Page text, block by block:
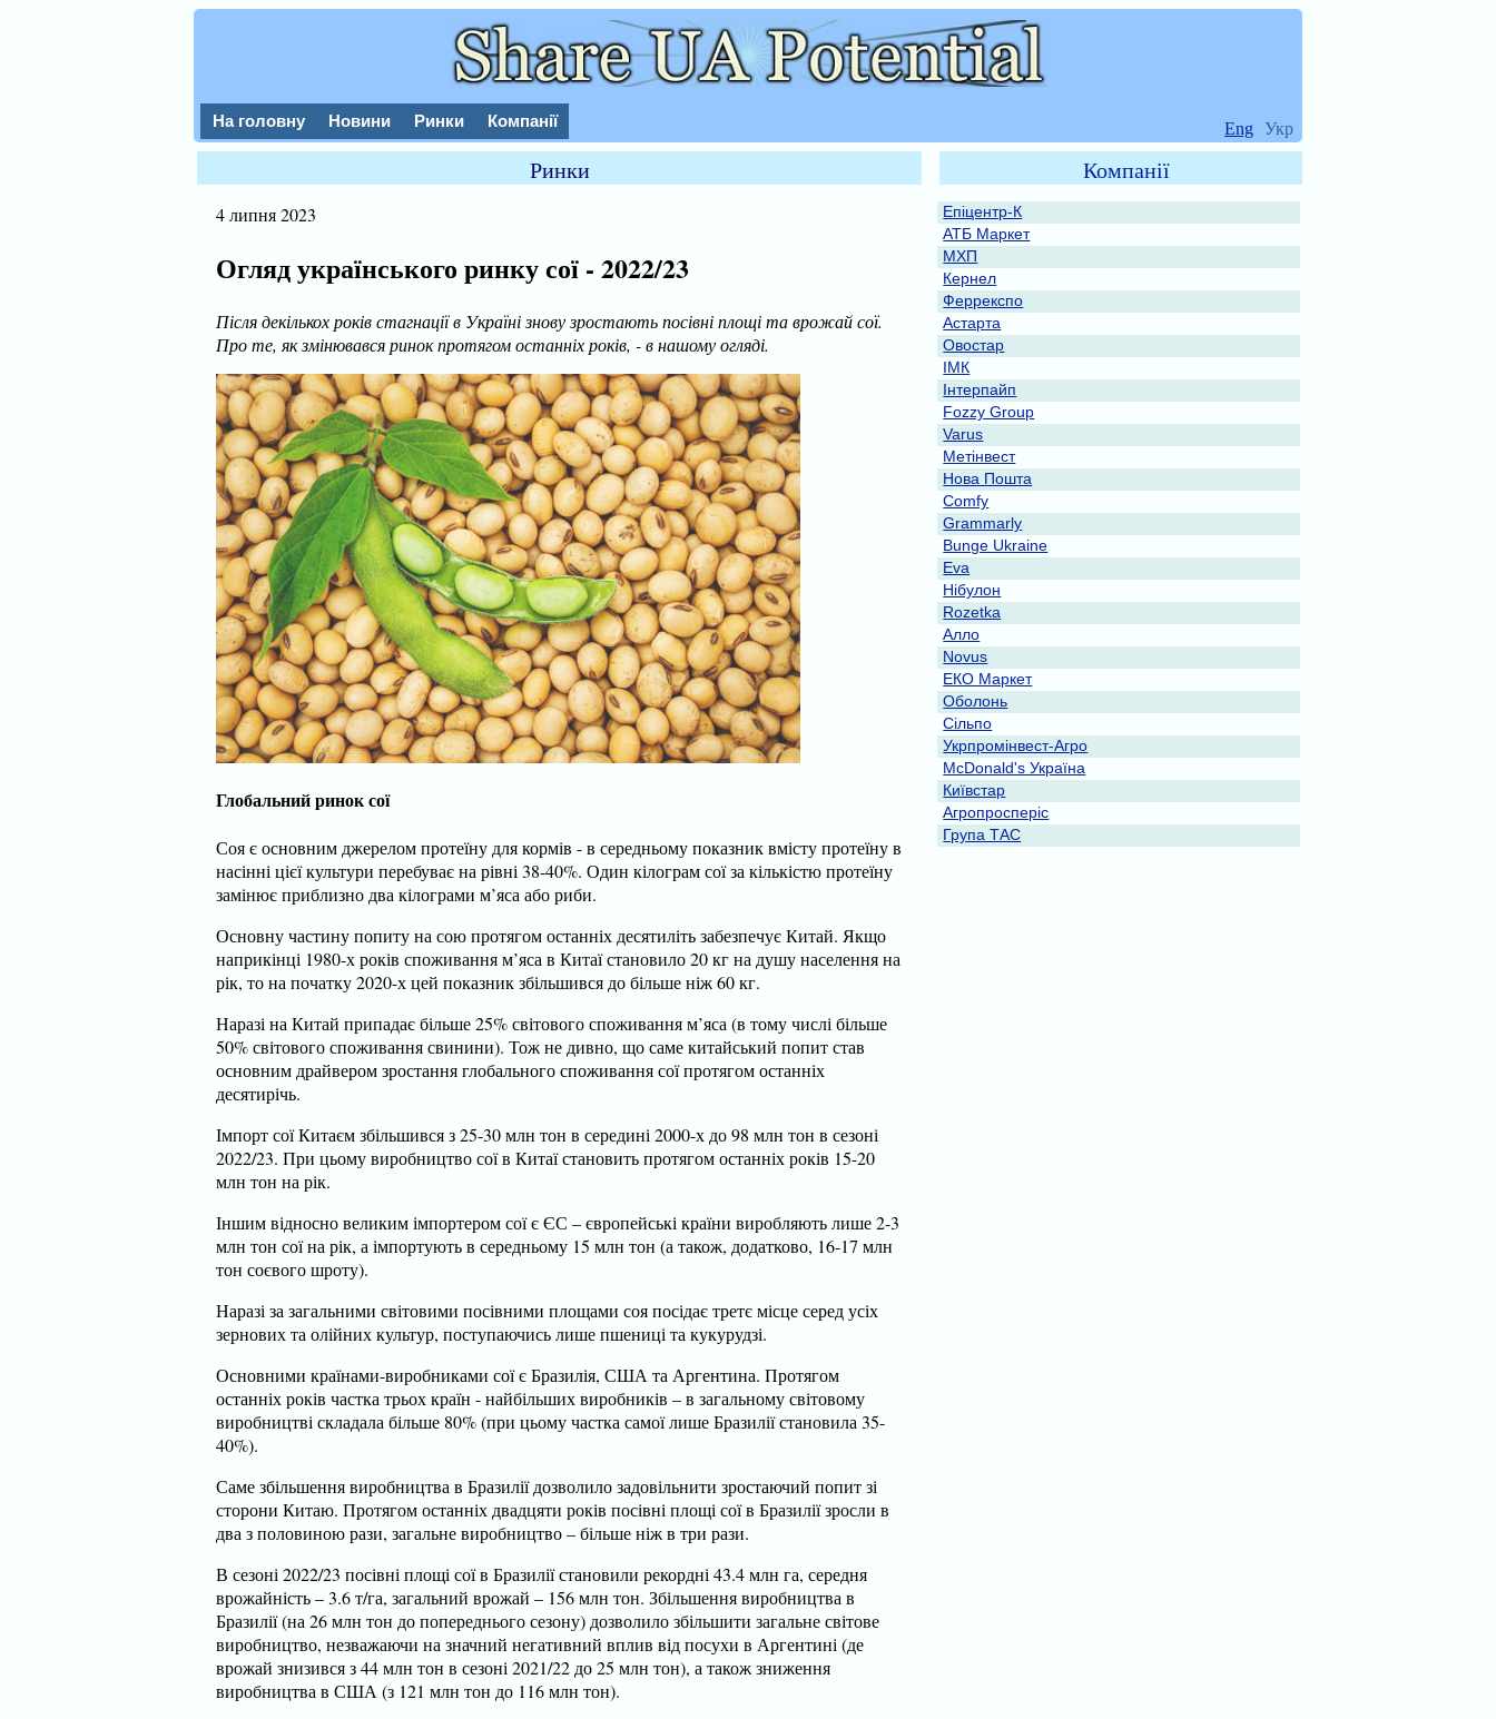
На головну Новини Ринки Компанії Eng Укр
Ринки
4 липня 2023
Огляд українського ринку сої - 2022/23
Після декількох років стагнації в Україні знову зростають посівні площі та врожай сої.
Про те, як змінювався ринок протягом останніх років, - в нашому огляді.
Глобальний ринок сої
Соя є основним джерелом протеїну для кормів - в середньому показник вмісту протеїну в
насінні цієї культури перебуває на рівні 38-40%. Один кілограм сої за кількістю протеїну
замінює приблизно два кілограми м’яса або риби.
Основну частину попиту на сою протягом останніх десятиліть забезпечує Китай. Якщо
наприкінці 1980-х років споживання м’яса в Китаї становило 20 кг на душу населення на
рік, то на початку 2020-х цей показник збільшився до більше ніж 60 кг.
Наразі на Китай припадає більше 25% світового споживання м’яса (в тому числі більше
50% світового споживання свинини). Тож не дивно, що саме китайський попит став
основним драйвером зростання глобального споживання сої протягом останніх
десятирічь.
Імпорт сої Китаєм збільшився з 25-30 млн тон в середині 2000-х до 98 млн тон в сезоні
2022/23. При цьому виробництво сої в Китаї становить протягом останніх років 15-20
млн тон на рік.
Іншим відносно великим імпортером сої є ЄС – європейські країни виробляють лише 2-3
млн тон сої на рік, а імпортують в середньому 15 млн тон (а також, додатково, 16-17 млн
тон соєвого шроту).
Наразі за загальними світовими посівними площами соя посідає третє місце серед усіх
зернових та олійних культур, поступаючись лише пшениці та кукурудзі.
Основними країнами-виробниками сої є Бразилія, США та Аргентина. Протягом
останніх років частка трьох країн - найбільших виробників – в загальному світовому
виробництві складала більше 80% (при цьому частка самої лише Бразилії становила 35-
40%).
Саме збільшення виробництва в Бразилії дозволило задовільнити зростаючий попит зі
сторони Китаю. Протягом останніх двадцяти років посівні площі сої в Бразилії зросли в
два з половиною рази, загальне виробництво – більше ніж в три рази.
В сезоні 2022/23 посівні площі сої в Бразилії становили рекордні 43.4 млн га, середня
врожайність – 3.6 т/га, загальний врожай – 156 млн тон. Збільшення виробництва в
Бразилії (на 26 млн тон до попереднього сезону) дозволило збільшити загальне світове
виробництво, незважаючи на значний негативний вплив від посухи в Аргентині (де
врожай знизився з 44 млн тон в сезоні 2021/22 до 25 млн тон), а також зниження
виробництва в США (з 121 млн тон до 116 млн тон).
Компанії
Епіцентр-К
АТБ Маркет
МХП
Кернел
Феррекспо
Астарта
Овостар
ІМК
Інтерпайп
Fozzy Group
Varus
Метінвест
Нова Пошта
Comfy
Grammarly
Bunge Ukraine
Eva
Нібулон
Rozetka
Алло
Novus
ЕКО Маркет
Оболонь
Сільпо
Укрпромінвест-Агро
McDonald's Україна
Київстар
Агропросперіс
Група ТАС